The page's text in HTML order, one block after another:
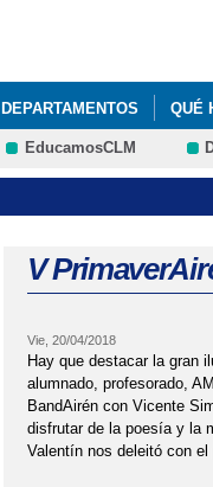
DEPARTAMENTOS QUÉ
ACTIVIDADES DEL
ADMISIÓN DE ALUMNADO
CESTAIRÉN Y PUNTOS
COMIENZA EL 2º
CALENDARIO ESCOLAR
EducamosCLM
V
Vie, 20/04/2018
Hay que destacar la gran
alumnado, profesorado,
BandAirén con Vicente
disfrutar de la poesía y la
Valentín nos deleitó con